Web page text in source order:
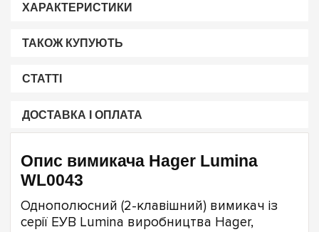
ХАРАКТЕРИСТИКИ
ТАКОЖ КУПУЮТЬ
СТАТТІ
ДОСТАВКА І ОПЛАТА
Опис вимикача Hager Lumina
WL0043
Однополюсний (2-клавішний) вимикач із
серії ЕУВ Lumina виробництва Hager,